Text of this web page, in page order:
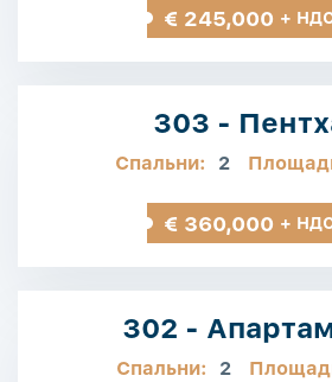
€ 245,000 +
303 -
Спальни: 2
€ 360,000 +
302 -
Спальни: 2